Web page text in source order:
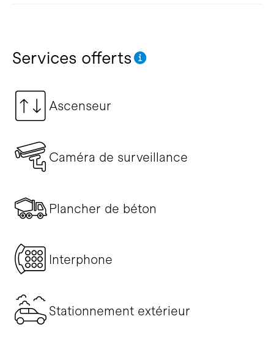
Services offerts
Ascenseur
Caméra de surveillance
Plancher de béton
Interphone
Stationnement extérieur